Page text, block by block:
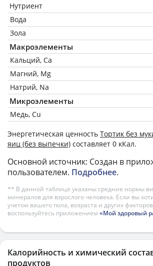
Нутриент
Вода
Зола
Макроэлементы
Кальций, Ca
Магний, Mg
Натрий, Na
Микроэлементы
Медь, Cu
Энергетическая ценность Тортик без
яиц (без выпечки) составляет 0 кКал.
Основной источник: Создан в
пользователем. Подробнее.
** В данной таблице указаны средние нормы
минералов для взрослого человека. Если вы
учетом вашего пола, возраста и других
воспользуйтесь приложением «Мой здоровый
Калорийность и химический
продуктов